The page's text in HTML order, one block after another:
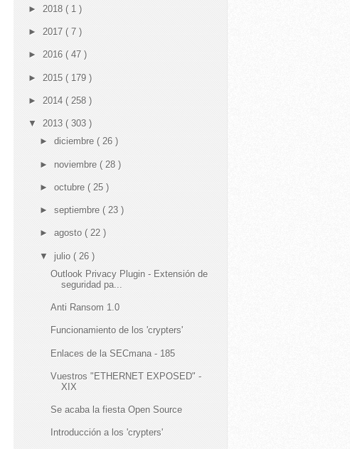
► 2018 ( 1 )
► 2017 ( 7 )
► 2016 ( 47 )
► 2015 ( 179 )
► 2014 ( 258 )
▼ 2013 ( 303 )
► diciembre ( 26 )
► noviembre ( 28 )
► octubre ( 25 )
► septiembre ( 23 )
► agosto ( 22 )
▼ julio ( 26 )
Outlook Privacy Plugin - Extensión de
seguridad pa...
Anti Ransom 1.0
Funcionamiento de los 'crypters'
Enlaces de la SECmana - 185
Vuestros "ETHERNET EXPOSED" -
XIX
Se acaba la fiesta Open Source
Introducción a los 'crypters'